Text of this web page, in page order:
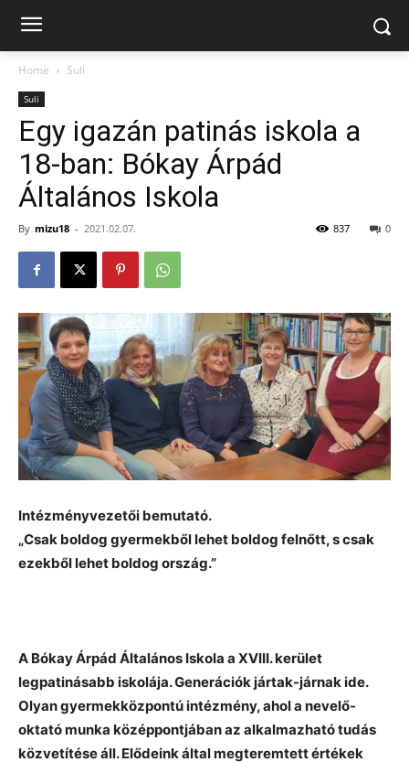
Home Suli
Suli
Egy igazán patinás iskola a
18-ban: Bókay Árpád
Általános Iskola
By mizu18 - 2021.02.07. 0
837
Intézményvezetői bemutató.
„Csak boldog gyermekből lehet boldog felnőtt, s csak
ezekből lehet boldog ország.”
A Bókay Árpád Általános Iskola a XVIII. kerület
legpatinásabb iskolája. Generációk jártak-járnak ide.
Olyan gyermekközpontú intézmény, ahol a nevelő-
oktató munka középpontjában az alkalmazható tudás
közvetítése áll. Elődeink által megteremtett értékek